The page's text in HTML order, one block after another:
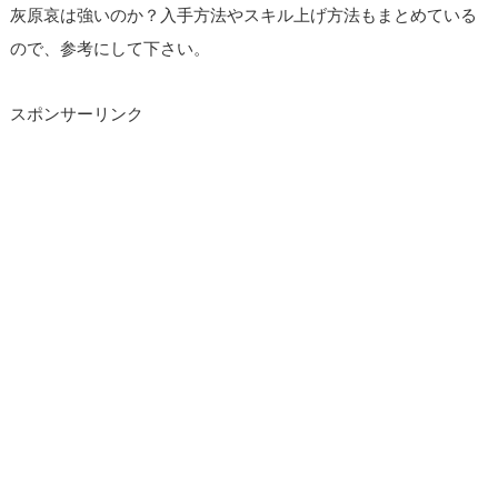
灰原哀は強いのか？入手方法やスキル上げ方法もまとめている
ので、参考にして下さい。
スポンサーリンク